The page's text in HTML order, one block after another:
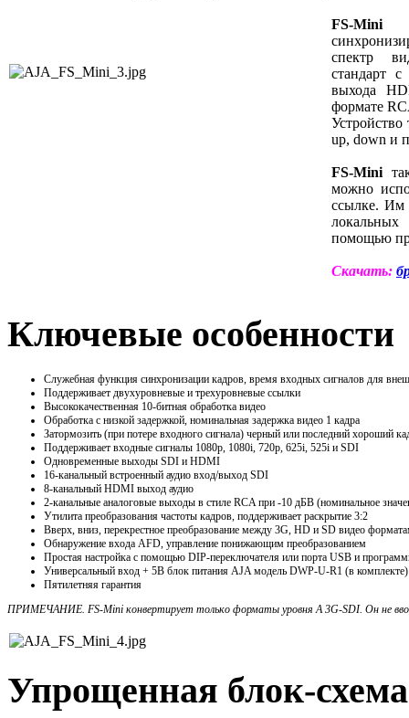
FS-Mini
спектр
стандарт
выхода
формате
Устройство
up, down и
FS-Mini
можно
ссылке. Им
помощью
Скачать:
Ключевые особенности
Служебная функция синхронизации кадров, время входных сигналов для
Поддерживает двухуровневые и трехуровневые ссылки
Высококачественная 10-битная обработка видео
Обработка с низкой задержкой, номинальная задержка видео 1 кадра
Затормозить (при потере входного сигнала) черный или последний хороший
Поддерживает входные сигналы 1080p, 1080i, 720p, 625i, 525i и SDI
Одновременные выходы SDI и HDMI
16-канальный встроенный аудио вход/выход SDI
8-канальный HDMI выход аудио
2-канальные аналоговые выходы в стиле RCA при -10 дБВ (номинальное
Утилита преобразования частоты кадров, поддерживает раскрытие 3:2
Вверх, вниз, перекрестное преобразование между 3G, HD и SD видео
Обнаружение входа AFD, управление понижающим преобразованием
Простая настройка с помощью DIP-переключателя или порта USB и
Универсальный вход + 5В блок питания AJA модель DWP-U-R1 (в комплекте)
Пятилетняя гарантия
ПРИМЕЧАНИЕ. FS-Mini конвертирует только форматы уровня A 3G-SDI. Он не
Упрощенная блок-схема